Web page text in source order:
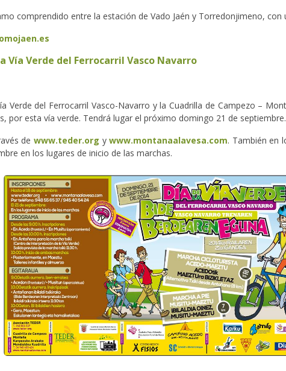
comprendido entre la estación de Vado Jaén y Torredonjimeno,
Verde del Ferrocarril Vasco Navarro
Verde del Ferrocarril Vasco-Navarro y la Cuadrilla de Campezo –
por esta vía verde. Tendrá lugar el próximo domingo 21 de septiembre.
dewww.teder.org ywww.montanaalavesa.com. También en
en los lugares de inicio de las marchas.